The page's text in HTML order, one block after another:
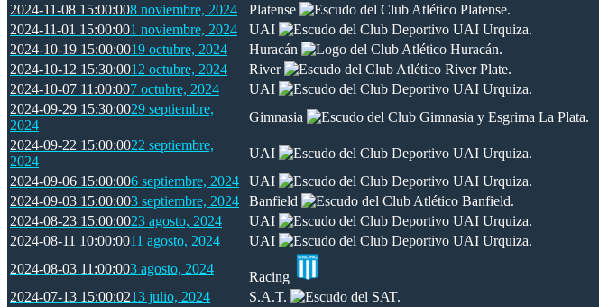
2024-11-08 15:00:008 noviembre, 2024 Platense
2024-11-01 15:00:001 noviembre, 2024 UAI
2024-10-19 15:00:0019 octubre, 2024 Huracán
2024-10-12 15:30:0012 octubre, 2024 River
2024-10-07 11:00:007 octubre, 2024 UAI
2024-09-29 15:30:0029 septiembre,
2024
Gimnasia
2024-09-22 15:00:0022 septiembre,
2024
UAI
2024-09-06 15:00:006 septiembre, 2024 UAI
2024-09-03 15:00:003 septiembre, 2024 Banfield
2024-08-23 15:00:0023 agosto, 2024 UAI
2024-08-11 10:00:0011 agosto, 2024 UAI
2024-08-03 11:00:003 agosto, 2024
Racing
2024-07-13 15:00:0213 julio, 2024 S.A.T.